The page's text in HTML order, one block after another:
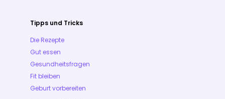
Tipps und Tricks
Die Rezepte
Gut essen
Gesundheitsfragen
Fit bleiben
Geburt vorbereiten